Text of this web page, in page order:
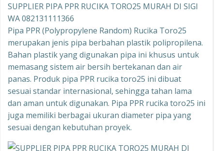
SUPPLIER PIPA PPR RUCIKA TORO25 MURAH DI SIGI
WA 082131111366
Pipa PPR (Polypropylene Random) Rucika Toro25
merupakan jenis pipa berbahan plastik polipropilena.
Bahan plastik yang digunakan pipa ini khusus untuk
memasang sistem air bersih bertekanan dan air
panas. Produk pipa PPR rucika toro25 ini dibuat
sesuai standar internasional, sehingga tahan lama
dan aman untuk digunakan. Pipa PPR rucika toro25 ini
juga memiliki berbagai ukuran diameter pipa yang
sesuai dengan kebutuhan proyek.